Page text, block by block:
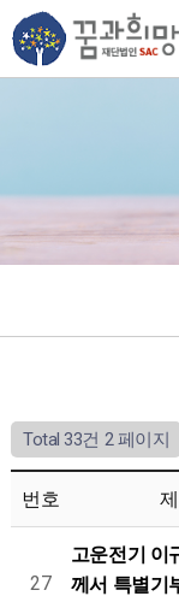
Total 33건 2 페이지
번호
27
고운전기 이
께서 특별기